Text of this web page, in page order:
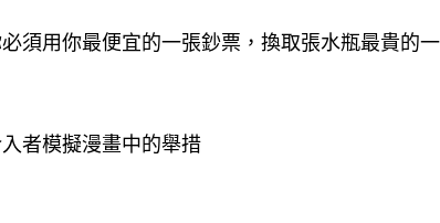
用你最便宜的一張鈔票，換取張水瓶最貴的
模擬漫畫中的舉措